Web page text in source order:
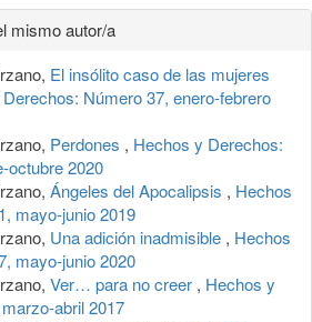
mismo autor/a
El insólito caso de las mujeres
Número 37, enero-febrero
Perdones , Hechos y Derechos:
octubre 2020
Ángeles del Apocalipsis , Hechos
mayo-junio 2019
Una adición inadmisible , Hechos
mayo-junio 2020
Ver… para no creer , Hechos y
abril 2017